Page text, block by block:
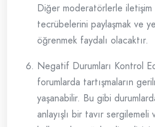
Diğer moderatörlerle iletişim
tecrübelerini paylaşmak ve
öğrenmek faydalı olacaktır.
Negatif Durumları Kontrol
forumlarda tartışmaların
yaşanabilir. Bu gibi
anlayışlı bir tavır